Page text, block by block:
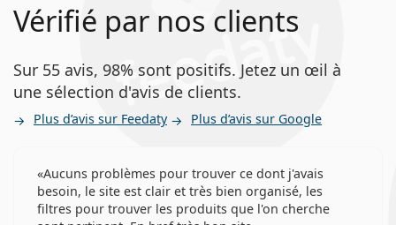
une alternative possible pour :
Acuvue Oasys
Vendu le plus souvent avec la solutionVantio Multi-
Purpose 360 ml avec étui.
Vérifié par nos clients
Sur 55 avis, 98% sont positifs. Jetez un œil à
une sélection d'avis de clients.
Plus d’avis sur Feedaty Plus d’avis sur Google
Aucuns problèmes pour trouver ce dont j'avais
besoin, le site est clair et très bien organisé, les
filtres pour trouver les produits que l'on cherche